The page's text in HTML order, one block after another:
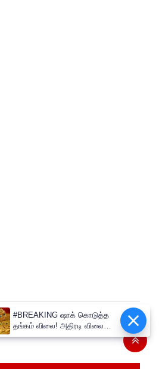
#BREAKING ஷாக் கொடுத்த
தங்கம் விலை! அதிரடி விலை
உயர்வு